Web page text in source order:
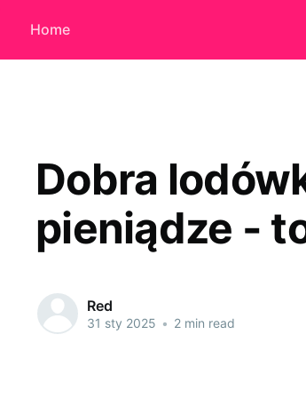
Home
Dobra
pieniądze -
Red
31 sty 2025 • 2 min read